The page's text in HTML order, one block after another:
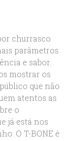
churrasco
parâmetros
e sabor.
mostrar os
que não
atentos as
o
já está nos
O T-BONE é